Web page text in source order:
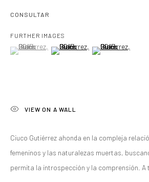
BROWSE ARTISTS
CONSULTAR
FURTHER IMAGES
(View a larger image of thumbnail 1 )
, currently selected.
, currently selected.
, currently selected.(View a larger image of
(View a larger
VIEW ON A WALL
Ciuco Gutiérrez ahonda en la compleja
femeninos y las naturalezas muertas,
permita la introspección y la comprensión. A